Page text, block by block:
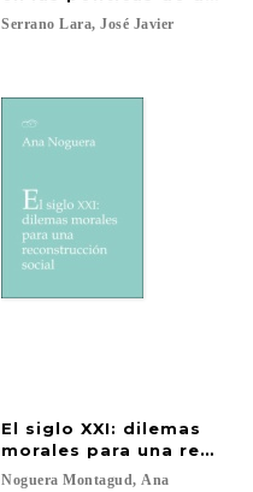
Serrano Lara, José Javier
El siglo XXI: dilemas
morales para una
Noguera Montagud, Ana